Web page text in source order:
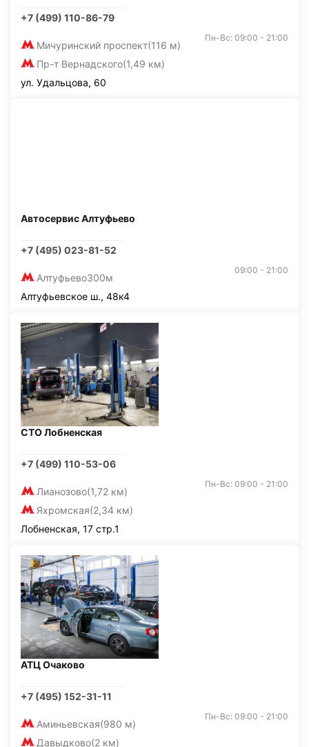
+7 (499) 110-86-79
Мичуринский проспект(116 м)
Пр-т Вернадского(1,49 км)
Пн-Вс: 09:00 - 21:00
ул. Удальцова, 60
Автосервис Алтуфьево
+7 (495) 023-81-52
Алтуфьево300м
09:00 - 21:00
Алтуфьевское ш., 48к4
СТО Лобненская
+7 (499) 110-53-06
Лианозово(1,72 км)
Яхромская(2,34 км)
Пн-Вс: 09:00 - 21:00
Лобненская, 17 стр.1
АТЦ Очаково
+7 (495) 152-31-11
Аминьевская(980 м)
Давыдково(2 км)
Пн-Вс: 09:00 - 21:00